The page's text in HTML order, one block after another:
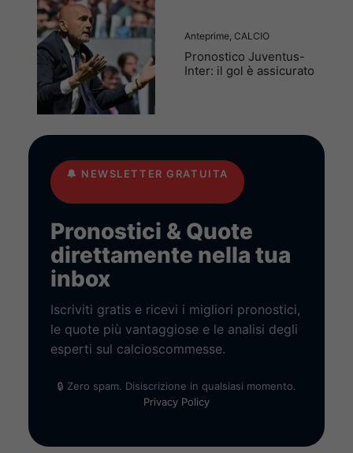
Anteprime CALCIO
Pronostico Juventus-
Inter: il gol è assicurato
🔔 NEWSLETTER GRATUITA
Pronostici & Quote
direttamente nella tua
inbox
Iscriviti gratis e ricevi i migliori pronostici,
le quote più vantaggiose e le analisi degli
esperti sul calcioscommesse.
🔒 Zero spam. Disiscrizione in qualsiasi momento.
Privacy Policy